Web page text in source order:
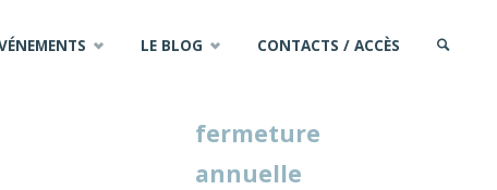
LE BLOG CONTACTS / ACCÈS
fermeture
annuelle